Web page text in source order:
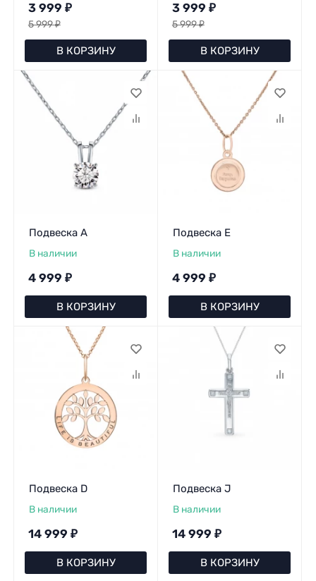
3 999 ₽
5 999₽
В КОРЗИНУ
3 999 ₽
5 999₽
В КОРЗИНУ
Подвеска A
В наличии
4 999 ₽
В КОРЗИНУ
Подвеска E
В наличии
4 999 ₽
В КОРЗИНУ
Подвеска D
В наличии
14 999 ₽
В КОРЗИНУ
Подвеска J
В наличии
14 999 ₽
В КОРЗИНУ